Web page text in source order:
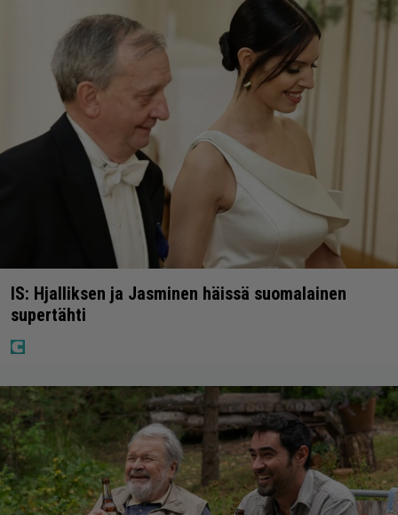
IS: Hjalliksen ja Jasminen häissä suomalainen
supertähti